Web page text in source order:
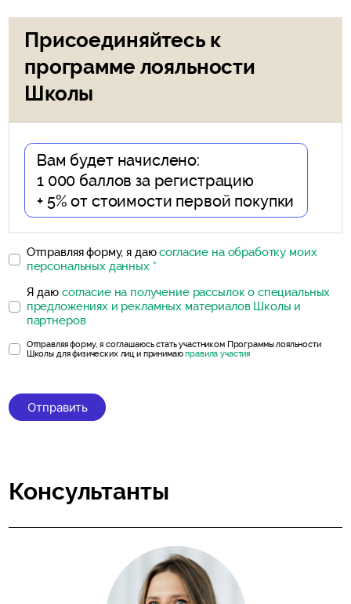
Отправляя форму, я даюсогласие на обработку моих
персональных данных *
Я даю согласие на получение рассылок о специальных
предложениях и рекламных материалов Школы и
партнеров
Отправляя форму, я соглашаюсь стать участником Программы лояльности
Школы для физических лиц и принимаюправила участия
Присоединяйтесь к
программе лояльности
Школы
Вам будет начислено:
1 000 баллов за регистрацию
+ 5% от стоимости первой покупки
Отправить
Консультанты